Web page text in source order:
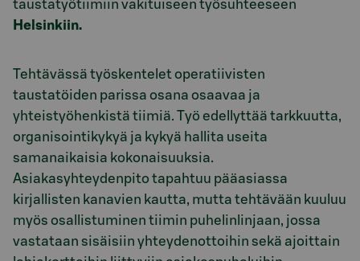
taustatyötiimiin vakituiseen työsuhteeseen
Helsinkiin.
Tehtävässä työskentelet operatiivisten
taustatöiden parissa osana osaavaa ja
yhteistyöhenkistä tiimiä. Työ edellyttää tarkkuutta,
organisointikykyä ja kykyä hallita useita
samanaikaisia kokonaisuuksia.
Asiakasyhteydenpito tapahtuu pääasiassa
kirjallisten kanavien kautta, mutta tehtävään kuuluu
myös osallistuminen tiimin puhelinlinjaan, jossa
vastataan sisäisiin yhteydenottoihin sekä ajoittain